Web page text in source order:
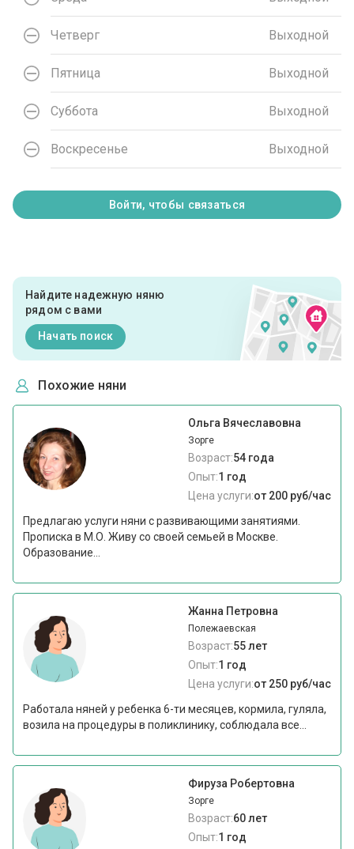
Четверг Выходной
Пятница Выходной
Суббота Выходной
Воскресенье Выходной
Войти, чтобы связаться
Найдите надежную няню
рядом с вами
Начать поиск
Похожие няни
Ольга Вячеславовна
Зорге
Возраст:54 года
Опыт:1 год
Цена услуги:от 200 руб/час
Предлагаю услуги няни с развивающими занятиями.
Прописка в М.О. Живу со своей семьей в Москве.
Образование...
Жанна Петровна
Полежаевская
Возраст:55 лет
Опыт:1 год
Цена услуги:от 250 руб/час
Работала няней у ребенка 6-ти месяцев, кормила, гуляла,
возила на процедуры в поликлинику, соблюдала все...
Фируза Робертовна
Зорге
Возраст:60 лет
Опыт:1 год